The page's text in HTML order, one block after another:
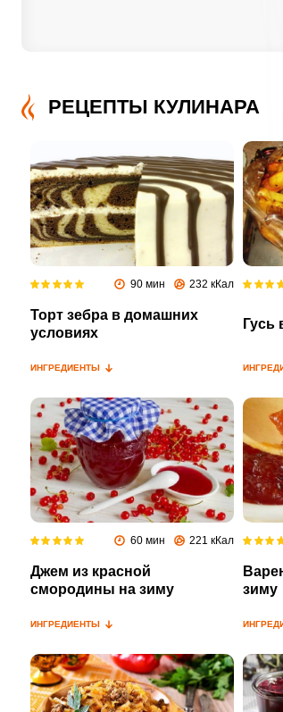
РЕЦЕПТЫ КУЛИНАРА
90 мин 232 кКал
Торт зебра в домашних
условиях
ИНГРЕДИЕНТЫ
Гусь
60 мин 221 кКал
Джем из красной
смородины на зиму
ИНГРЕДИЕНТЫ
зиму